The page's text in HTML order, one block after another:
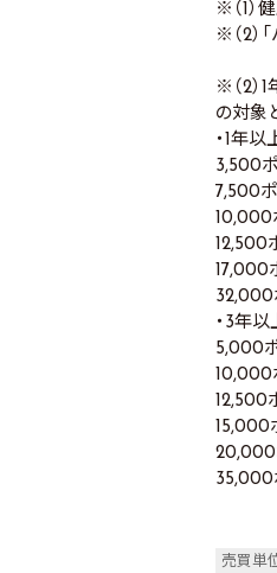
※（1）
※（2）
※（2）
の対象
・1年以
3,500ポ
7,500ポ
10,000
12,500
17,000
32,000
・3年以
5,000ポ
10,000
12,500
15,000
20,000
35,000
売買単